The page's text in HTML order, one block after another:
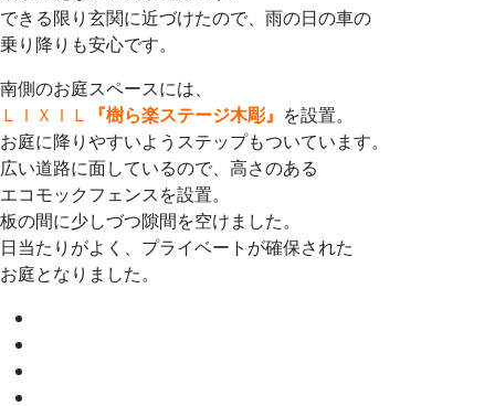
できる限り玄関に近づけたので、雨の日の車の
乗り降りも安心です。
南側のお庭スペースには、
ＬＩＸＩＬ 『樹ら楽ステージ木彫』 を設置。
お庭に降りやすいようステップもついています。
広い道路に面しているので、高さのある
エコモックフェンスを設置。
板の間に少しづつ隙間を空けました。
日当たりがよく、プライベートが確保された
お庭となりました。